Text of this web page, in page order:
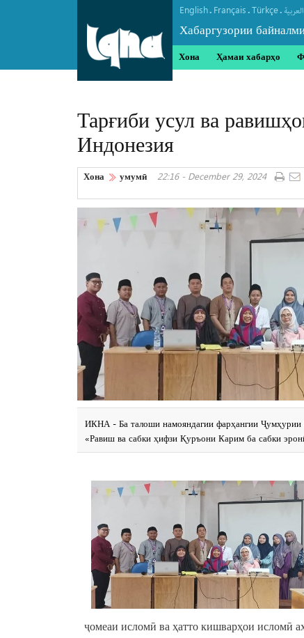
English. Français.Türkçe. العربیة
Хабаргузории
Хона Ҳамаи хабарҳо
Тарғиби усул ва
Индонезия
Хона умумӣ 22:16 - December 29, 2024
ИКНА - Ба талоши намояндагии фарҳангии
«Равиш ва сабки ҳифзи Қуръони Карим ба сабки
ҷомеаи исломӣ ва ҳатто кишварҳои исломӣ